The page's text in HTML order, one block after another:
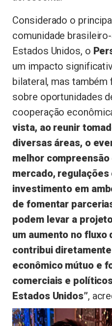
Considerado o
comunidade
Estados Unidos, o
um impacto
bilateral, mas
sobre oportunidades
cooperação
vista, ao reunir
diversas áreas, o
melhor
mercado,
investimento em
de fomentar
podem levar a
um aumento no fluxo
contribui
econômico mútuo e
comerciais e
Estados Unidos”,